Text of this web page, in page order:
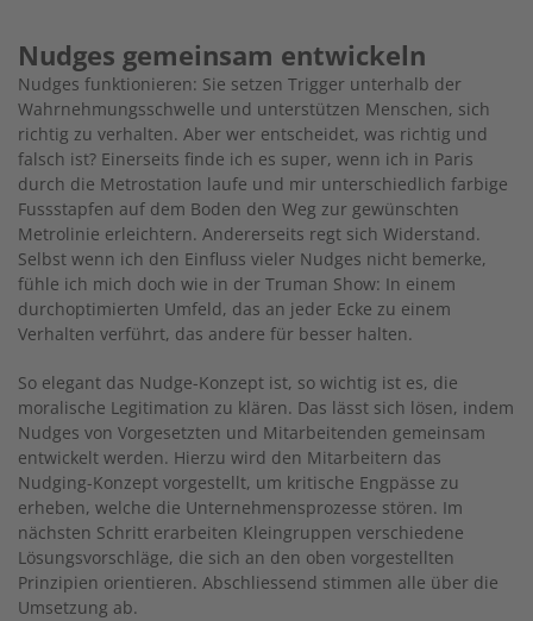
Nudges gemeinsam entwickeln
Nudges funktionieren: Sie setzen Trigger unterhalb der
Wahrnehmungsschwelle und unterstützen Menschen, sich
richtig zu verhalten. Aber wer entscheidet, was richtig und
falsch ist? Einerseits finde ich es super, wenn ich in Paris
durch die Metrostation laufe und mir unterschiedlich farbige
Fussstapfen auf dem Boden den Weg zur gewünschten
Metrolinie erleichtern. Andererseits regt sich Widerstand.
Selbst wenn ich den Einfluss vieler Nudges nicht bemerke,
fühle ich mich doch wie in der Truman Show: In einem
durchoptimierten Umfeld, das an jeder Ecke zu einem
Verhalten verführt, das andere für besser halten.
So elegant das Nudge-Konzept ist, so wichtig ist es, die
moralische Legitimation zu klären. Das lässt sich lösen, indem
Nudges von Vorgesetzten und Mitarbeitenden gemeinsam
entwickelt werden. Hierzu wird den Mitarbeitern das
Nudging-Konzept vorgestellt, um kritische Engpässe zu
erheben, welche die Unternehmensprozesse stören. Im
nächsten Schritt erarbeiten Kleingruppen verschiedene
Lösungsvorschläge, die sich an den oben vorgestellten
Prinzipien orientieren. Abschliessend stimmen alle über die
Umsetzung ab.